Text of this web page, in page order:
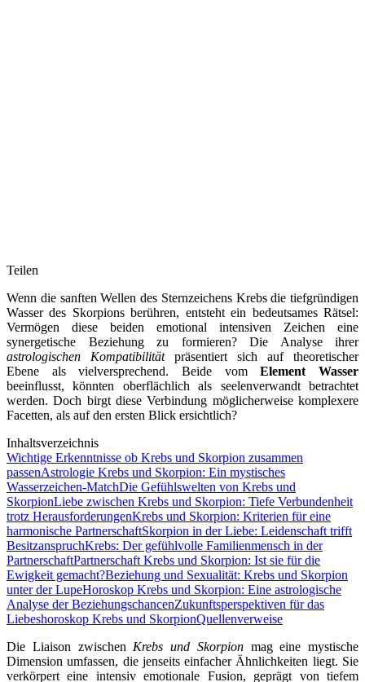
Teilen
Wenn die sanften Wellen des Sternzeichens Krebs die tiefgründigen
Wasser des Skorpions berühren, entsteht ein bedeutsames Rätsel:
Vermögen diese beiden emotional intensiven Zeichen eine
synergetische Beziehung zu formieren? Die Analyse ihrer
astrologischen Kompatibilitätpräsentiert sich auf theoretischer
Ebene als vielversprechend. Beide vomElement Wasser
beeinflusst, könnten oberflächlich als seelenverwandt betrachtet
werden. Doch birgt diese Verbindung möglicherweise komplexere
Facetten, als auf den ersten Blick ersichtlich?
Inhaltsverzeichnis
Wichtige Erkenntnisse ob Krebs und Skorpion zusammen
passenAstrologie Krebs und Skorpion: Ein mystisches
Wasserzeichen-MatchDie Gefühlswelten von Krebs und
SkorpionLiebe zwischen Krebs und Skorpion: Tiefe Verbundenheit
trotz HerausforderungenKrebs und Skorpion: Kriterien für eine
harmonische PartnerschaftSkorpion in der Liebe: Leidenschaft trifft
BesitzanspruchKrebs: Der gefühlvolle Familienmensch in der
PartnerschaftPartnerschaft Krebs und Skorpion: Ist sie für die
Ewigkeit gemacht?Beziehung und Sexualität: Krebs und Skorpion
unter der LupeHoroskop Krebs und Skorpion: Eine astrologische
Analyse der BeziehungschancenZukunftsperspektiven für das
Liebeshoroskop Krebs und SkorpionQuellenverweise
Die Liaison zwischen Krebs und Skorpionmag eine mystische
Dimension umfassen, die jenseits einfacher Ähnlichkeiten liegt. Sie
verkörpert eine intensiv emotionale Fusion, geprägt von tiefem